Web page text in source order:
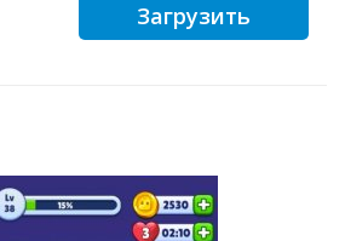
Загрузить